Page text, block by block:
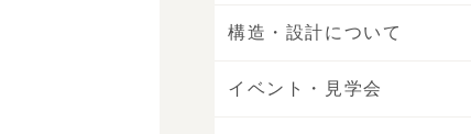
構造・設計について
イベント・見学会